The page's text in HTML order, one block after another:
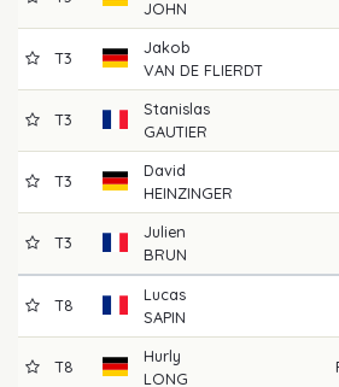
JOHN
T3
Jakob
VAN DE FLIERDT
T3
Stanislas
GAUTIER
T3
David
HEINZINGER
T3
Julien
BRUN
T8
Lucas
SAPIN
T8
Hurly
LONG